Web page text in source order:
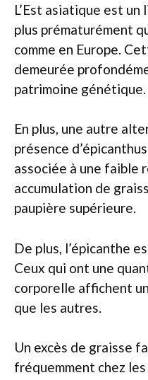
L’Est asiatique est
plus prématurément
comme en Europe.
demeurée
patrimoine génétique.
En plus, une autre
présence
associée à une faible
accumulation de
paupière supérieure.
De plus, l’épicanthe
Ceux qui ont une
corporelle affichent
que les autres.
Un excès de graisse
fréquemment chez